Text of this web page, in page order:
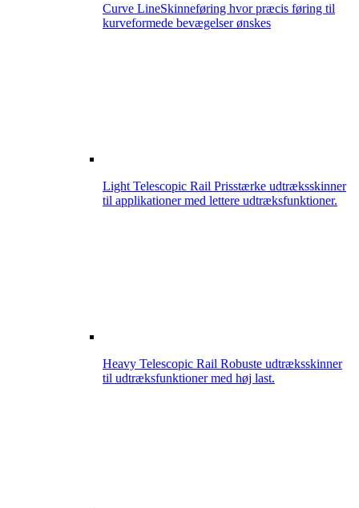
Curve LineSkinneføring hvor præcis føring til
kurveformede bevægelser ønskes
Light Telescopic Rail Prisstærke udtræksskinner
til applikationer med lettere udtræksfunktioner.
Heavy Telescopic Rail Robuste udtræksskinner
til udtræksfunktioner med høj last.